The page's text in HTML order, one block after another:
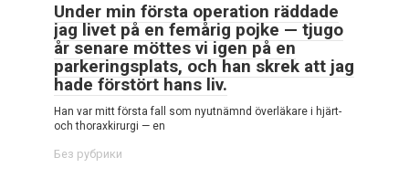
Under min första operation räddade
jag livet på en femårig pojke — tjugo
år senare möttes vi igen på en
parkeringsplats, och han skrek att jag
hade förstört hans liv.
Han var mitt första fall som nyutnämnd överläkare i hjärt-
och thoraxkirurgi — en
Без рубрики